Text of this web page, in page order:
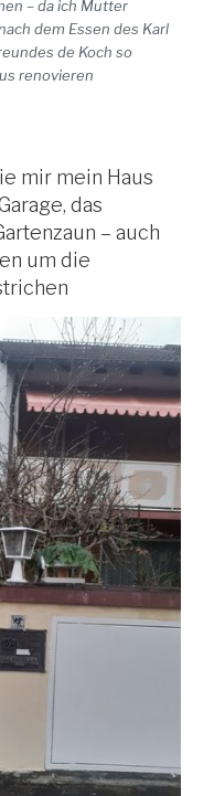
– da ich Mutter
dem Essen des Karl
de Koch so
renovieren
mir mein Haus
das
– auch
um die